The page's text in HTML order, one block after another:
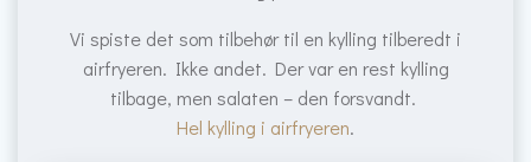
Vi spiste det som tilbehør til en kylling tilberedt i
airfryeren. Ikke andet. Der var en rest kylling
tilbage, men salaten – den forsvandt.
Hel kylling i airfryeren.